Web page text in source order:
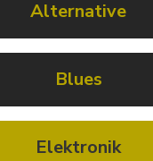
Alternative
Blues
Elektronik